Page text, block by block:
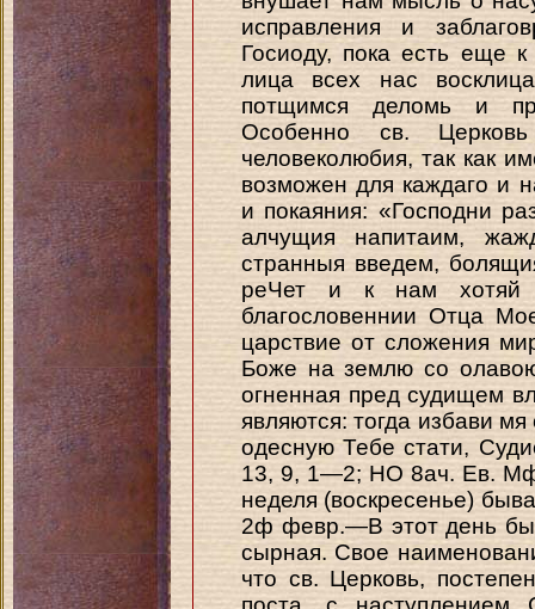
исправления и
Госиоду, пока есть еще
лица всех нас
потщимся деломь и
Особенно св.
человеколюбия, так как
возможен для каждаго и
и покаяния: «Господни
алчущия напитаим,
странныя введем,
реЧет и к нам хотяй
благословеннии Отца
царствие от сложения
Боже на землю со
огненная пред судищем
являются: тогда избави
одесную Тебе стати,
13, 9, 1—2; НО 8ач. Ев.
неделя (воскресенье)
2ф февр.—В этот день
сырная. Свое
что св. Церковь,